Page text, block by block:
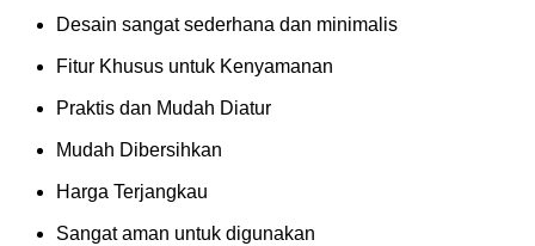
Desain sangat sederhana dan minimalis
Fitur Khusus untuk Kenyamanan
Praktis dan Mudah Diatur
Mudah Dibersihkan
Harga Terjangkau
Sangat aman untuk digunakan